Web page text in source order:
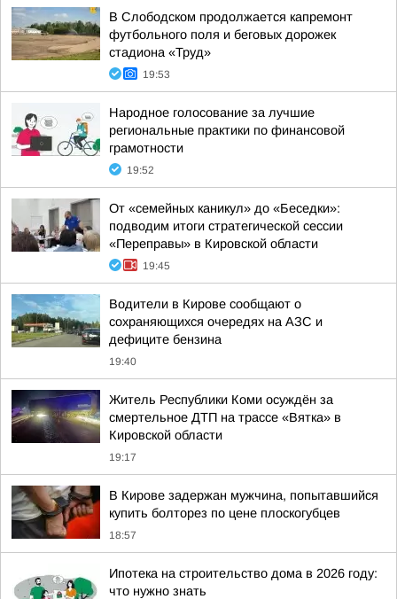
В Слободском продолжается капремонт
футбольного поля и беговых дорожек
стадиона «Труд»
19:53
Народное голосование за лучшие
региональные практики по финансовой
грамотности
19:52
От «семейных каникул» до «Беседки»:
подводим итоги стратегической сессии
«Переправы» в Кировской области
19:45
Водители в Кирове сообщают о
сохраняющихся очередях на АЗС и
дефиците бензина
19:40
Житель Республики Коми осуждён за
смертельное ДТП на трассе «Вятка» в
Кировской области
19:17
В Кирове задержан мужчина, попытавшийся
купить болторез по цене плоскогубцев
18:57
Ипотека на строительство дома в 2026 году:
что нужно знать